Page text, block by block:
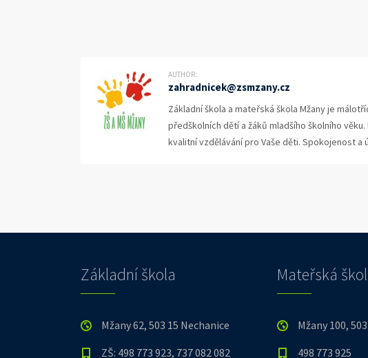
AUTHOR:
zahradnicek@zsmzany.cz
Základní škola a mateřská škola Mžany je
předškolních dětí a žáků mladšího školního
kvalitní vzdělávání pro Vaše děti. Spokojenost a
Základní škola
Mžany 62, 503 15 Nechanice
ZŠ: 498 773 923, 737 082 082
Mateřská
Mžany 100,
498 773 925